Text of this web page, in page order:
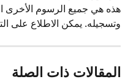
هذه هي جميع الرسوم الأخرى
وتسجيله. يمكن الاطلاع على
المقالات ذات الصلة